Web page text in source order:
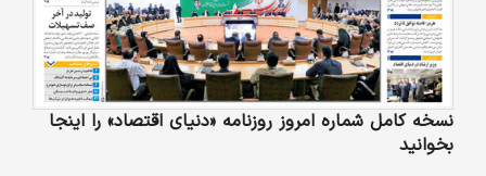
نسخه کامل شماره امروز روزنامه «دنیای‌ اقتصاد» را اینجا
بخوانید